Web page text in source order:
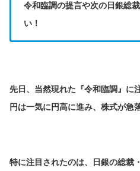
令和臨調の提言や次の日銀総
い！
先日、当然現れた『令和臨調』に
円は一気に円高に進み、株式が急
特に注目されたのは、日銀の総裁